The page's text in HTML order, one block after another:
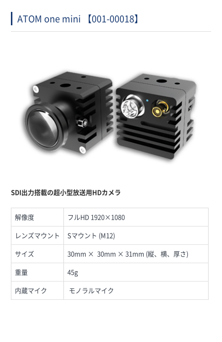
ATOM one mini 【001-00018】
SDI出力搭載の超小型放送用HDカメラ
解像度
フルHD 1920×1080
レンズマウント
Sマウント (M12)
サイズ
30mm × 30mm × 31mm (縦、横、厚さ)
重量
45g
内蔵マイク
モノラルマイク